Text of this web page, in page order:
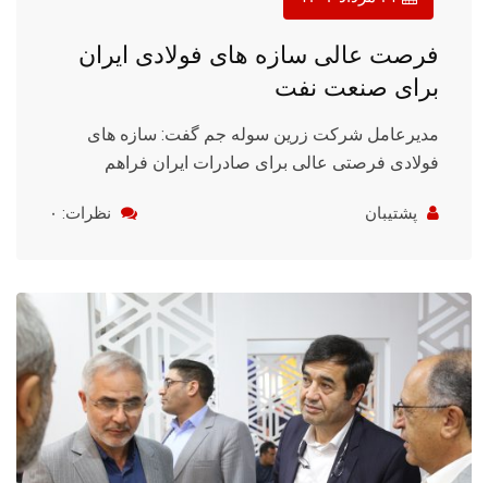
فرصت عالی سازه های فولادی ایران
برای صنعت نفت
مدیرعامل شرکت زرین سوله جم گفت: سازه های
فولادی فرصتی عالی برای صادرات ایران فراهم
پشتیبان نظرات: ۰